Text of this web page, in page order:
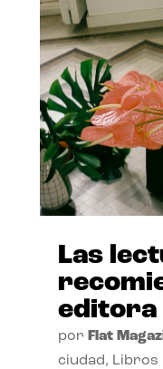
Las
editora
por Flat
ciudad, Libros